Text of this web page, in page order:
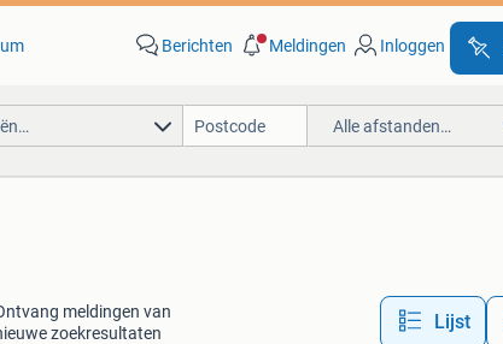
Berichten Meldingen Inloggen
Alle afstanden…
meldingen van
zoekresultaten
Lijst